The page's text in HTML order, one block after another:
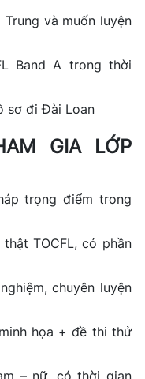
và muốn luyện
Band A trong thời
sơ đi Đài Loan
GIA LỚP
trọng điểm trong
TOCFL, có phần
chuyên luyện
họa + đề thi thử
– nữ, có thời gian